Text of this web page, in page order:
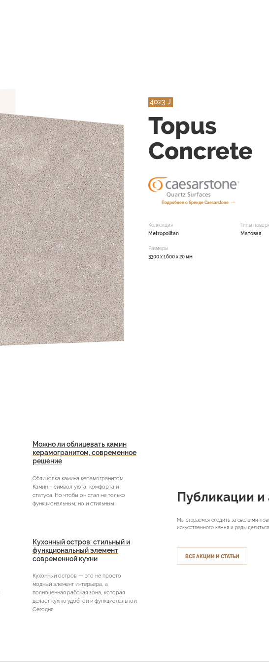
4023 J
Topus
Concrete
Подробнее о бренде Caesarstone
Коллекция
Metropolitan
Типы
Матовая
Размеры
3300 x 1600 x 20 мм
Публикации и
Мы стараемся следить за свежими
искусственного камня и рады
ВСЕ АКЦИИ И СТАТЬИ
Можно ли облицевать камин
керамогранитом, современное
решение
Облицовка камина керамогранитом
Камин – символ уюта, комфорта и
статуса. Но чтобы он стал не только
функциональным, но и стильным
Кухонный остров: стильный и
функциональный элемент
современной кухни
Кухонный остров — это не просто
модный элемент интерьера, а
полноценная рабочая зона, которая
делает кухню удобной и функциональной.
Сегодня